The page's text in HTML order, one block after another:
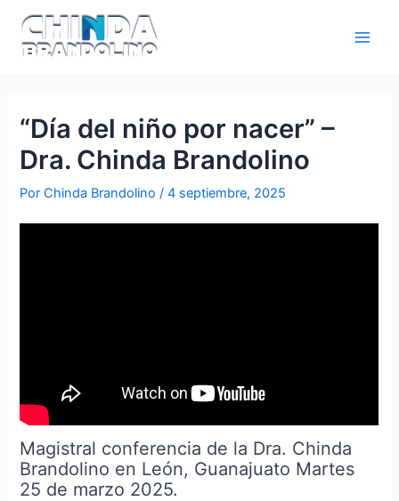
“Día del niño por nacer” –
Dra. Chinda Brandolino
PorChinda Brandolino/4 septiembre, 2025
Magistral conferencia de la Dra. Chinda
Brandolino en León, Guanajuato Martes
25 de marzo 2025.